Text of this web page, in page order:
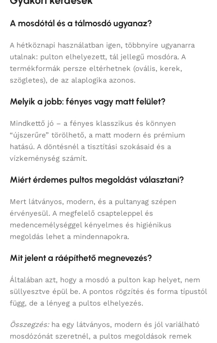
A mosdótál és a tálmosdó ugyanaz?
A hétköznapi használatban igen, többnyire ugyanarra
utalnak: pulton elhelyezett, tál jellegű mosdóra. A
termékformák persze eltérhetnek (ovális, kerek,
szögletes), de az alaplogika azonos.
Melyik a jobb: fényes vagy matt felület?
Mindkettő jó – a fényes klasszikus és könnyen
“újszerűre” törölhető, a matt modern és prémium
hatású. A döntésnél a tisztítási szokásaid és a
vízkeménység számít.
Miért érdemes pultos megoldást választani?
Mert látványos, modern, és a pultanyag szépen
érvényesül. A megfelelő csapteleppel és
medencemélységgel kényelmes és higiénikus
megoldás lehet a mindennapokra.
Mit jelent a ráépíthető megnevezés?
Általában azt, hogy a mosdó a pulton kap helyet, nem
süllyesztve épül be. A pontos rögzítés és forma típustól
függ, de a lényeg a pultos elhelyezés.
Összegzés:ha egy látványos, modern és jól variálható
mosdózónát szeretnél, a pultos megoldások remek